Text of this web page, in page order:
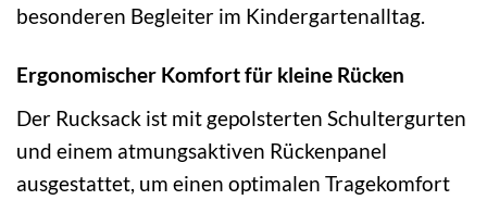
besonderen Begleiter im Kindergartenalltag.
Ergonomischer Komfort für kleine Rücken
Der Rucksack ist mit gepolsterten Schultergurten
und einem atmungsaktiven Rückenpanel
ausgestattet, um einen optimalen Tragekomfort